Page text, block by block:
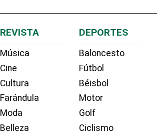
REVISTA
Música
Cine
Cultura
Farándula
Moda
Belleza
DEPORTES
Baloncesto
Fútbol
Béisbol
Motor
Golf
Ciclismo